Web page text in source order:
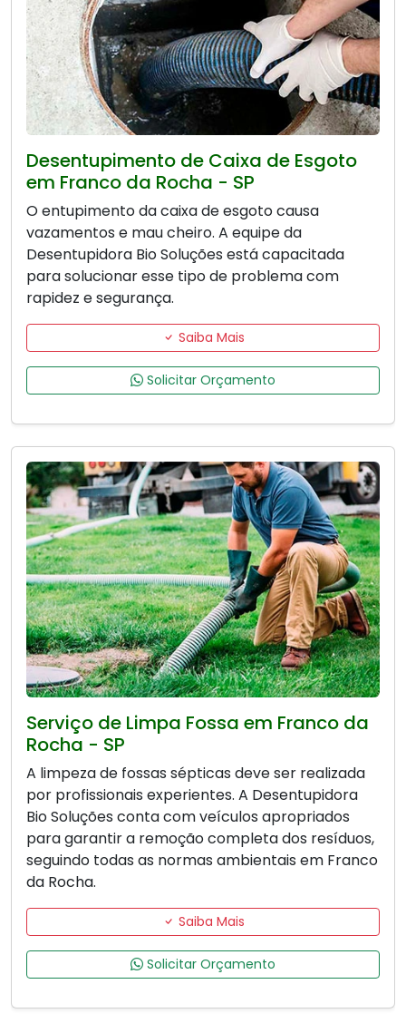
Desentupimento de Caixa de Esgoto
em Franco da Rocha - SP
O entupimento da caixa de esgoto causa
vazamentos e mau cheiro. A equipe da
Desentupidora Bio Soluções está capacitada
para solucionar esse tipo de problema com
rapidez e segurança.
Saiba Mais
Solicitar Orçamento
Serviço de Limpa Fossa em Franco da
Rocha - SP
A limpeza de fossas sépticas deve ser realizada
por profissionais experientes. A Desentupidora
Bio Soluções conta com veículos apropriados
para garantir a remoção completa dos resíduos,
seguindo todas as normas ambientais em Franco
da Rocha.
Saiba Mais
Solicitar Orçamento